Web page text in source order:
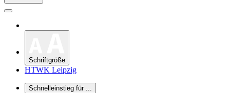
Schriftgröße
HTWK Leipzig
Schnelleinstieg für ...